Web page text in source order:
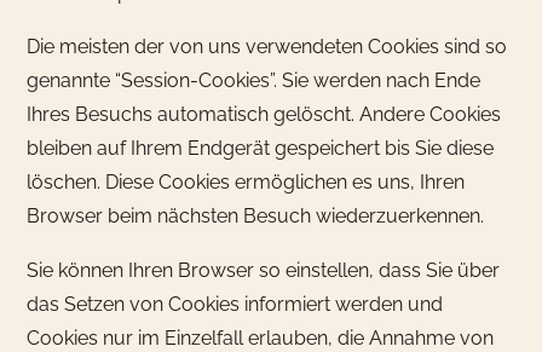
Die meisten der von uns verwendeten Cookies sind so
genannte “Session-Cookies”. Sie werden nach Ende
Ihres Besuchs automatisch gelöscht. Andere Cookies
bleiben auf Ihrem Endgerät gespeichert bis Sie diese
löschen. Diese Cookies ermöglichen es uns, Ihren
Browser beim nächsten Besuch wiederzuerkennen.
Sie können Ihren Browser so einstellen, dass Sie über
das Setzen von Cookies informiert werden und
Cookies nur im Einzelfall erlauben, die Annahme von